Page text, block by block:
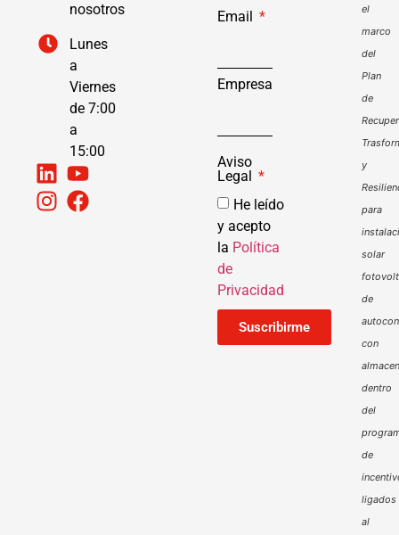
nosotros
Lunes
a
Viernes
de 7:00
a
15:00
Email
Empresa
Aviso
Legal
He leído
y acepto
la Política
de
Privacidad
Suscribirme
el
marco
del
Plan
de
y
para
solar
de
con
dentro
del
de
ligados
al